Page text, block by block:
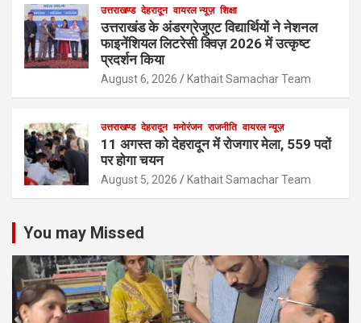
उत्तराखण्ड देहरादून वायरल न्यूज़ शिक्षा
उत्तराखंड के अंडरग्रेजुएट विद्यार्थियों ने नेशनल
फाइनेंशियल लिटरेसी क्विज़ 2026 में उत्कृष्ट
प्रदर्शन किया
August 6, 2026 Kathait Samachar Team
उत्तराखण्ड देहरादून मनोरंजन राजनीति वायरल न्यूज़
11 अगस्त को देहरादून में रोजगार मेला, 559 पदों
पर होगा चयन
August 5, 2026 Kathait Samachar Team
You may Missed